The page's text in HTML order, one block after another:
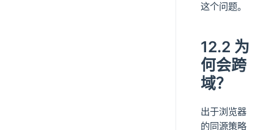
这个问题。
12.2 为
何会跨
域？
出于浏览器
的同源策略